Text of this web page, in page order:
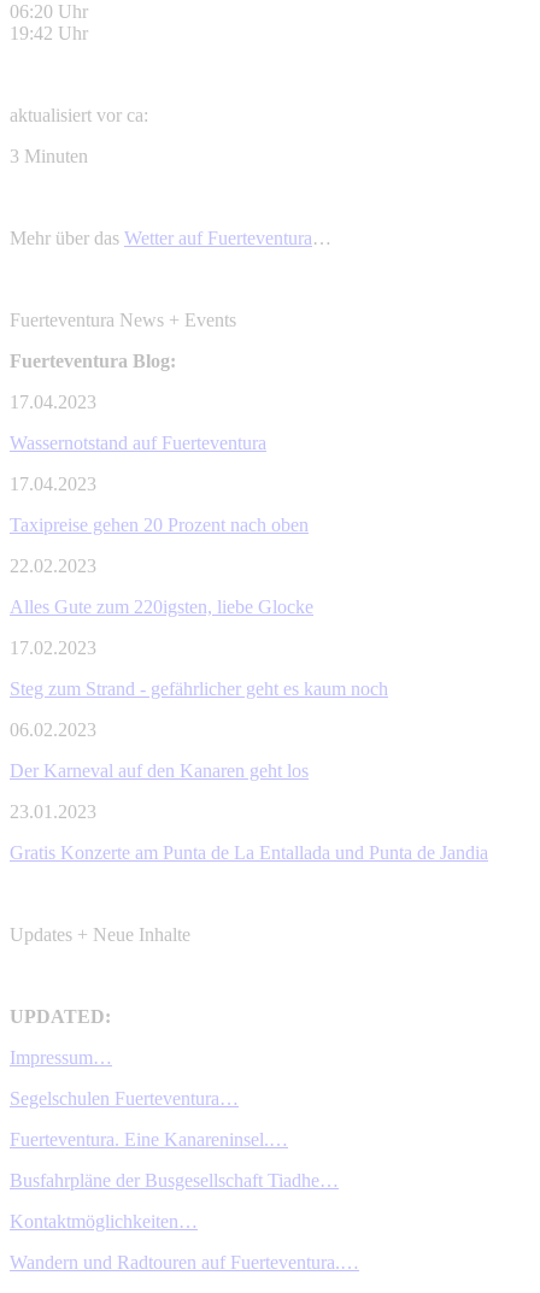
06:20 Uhr
19:42 Uhr
aktualisiert vor ca:
3 Minuten
Mehr über das Wetter auf Fuerteventura…
Fuerteventura News + Events
Fuerteventura Blog:
17.04.2023
Wassernotstand auf Fuerteventura
17.04.2023
Taxipreise gehen 20 Prozent nach oben
22.02.2023
Alles Gute zum 220igsten, liebe Glocke
17.02.2023
Steg zum Strand - gefährlicher geht es kaum noch
06.02.2023
Der Karneval auf den Kanaren geht los
23.01.2023
Gratis Konzerte am Punta de La Entallada und Punta de Jandia
Updates + Neue Inhalte
UPDATED:
Impressum…
Segelschulen Fuerteventura…
Fuerteventura. Eine Kanareninsel.…
Busfahrpläne der Busgesellschaft Tiadhe…
Kontaktmöglichkeiten…
Wandern und Radtouren auf Fuerteventura.…